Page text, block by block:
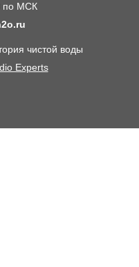
по МСК
чистой воды
Experts